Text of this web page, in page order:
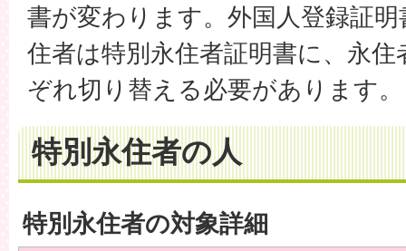
書が変わります。外国人登録証
住者は特別永住者証明書に、永
ぞれ切り替える必要があります。
特別永住者の人
特別永住者の対象詳細